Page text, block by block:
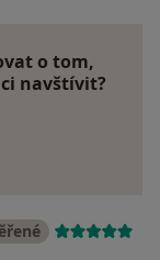
o tom,
navštívit?